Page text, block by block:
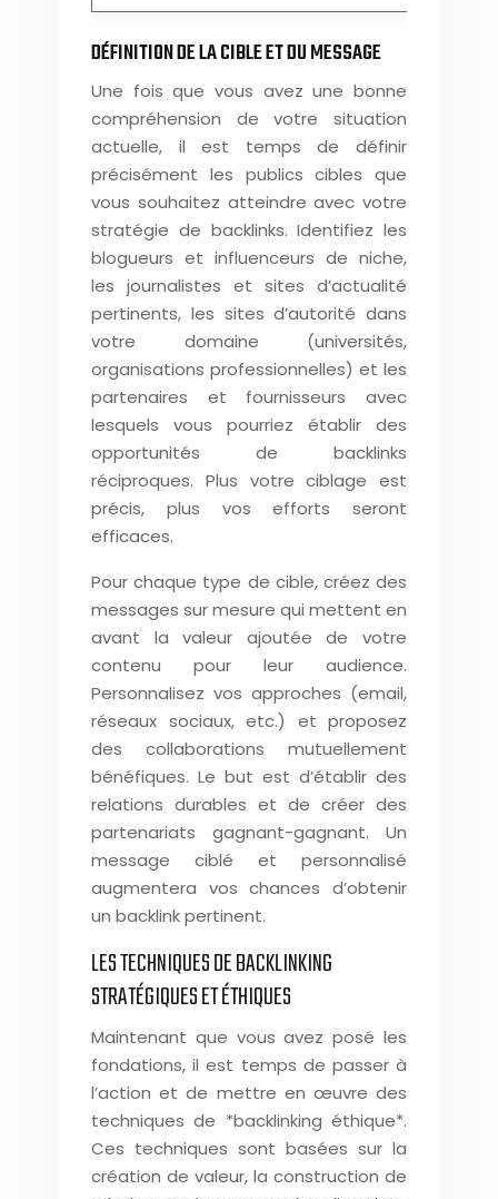
DÉFINITION DE LA CIBLE ET DU MESSAGE
Une fois que vous avez une bonne
compréhension de votre situation
actuelle, il est temps de définir
précisément les publics cibles que
vous souhaitez atteindre avec votre
stratégie de backlinks. Identifiez les
blogueurs et influenceurs de niche,
les journalistes et sites d’actualité
pertinents, les sites d’autorité dans
votre domaine (universités,
organisations professionnelles) et les
partenaires et fournisseurs avec
lesquels vous pourriez établir des
opportunités de backlinks
réciproques. Plus votre ciblage est
précis, plus vos efforts seront
efficaces.
Pour chaque type de cible, créez des
messages sur mesure qui mettent en
avant la valeur ajoutée de votre
contenu pour leur audience.
Personnalisez vos approches (email,
réseaux sociaux, etc.) et proposez
des collaborations mutuellement
bénéfiques. Le but est d’établir des
relations durables et de créer des
partenariats gagnant-gagnant. Un
message ciblé et personnalisé
augmentera vos chances d’obtenir
un backlink pertinent.
LES TECHNIQUES DE BACKLINKING
STRATÉGIQUES ET ÉTHIQUES
Maintenant que vous avez posé les
fondations, il est temps de passer à
l’action et de mettre en œuvre des
techniques de *backlinking éthique*.
Ces techniques sont basées sur la
création de valeur, la construction de